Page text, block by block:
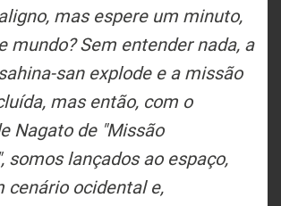
mas espere um minuto,
mundo? Sem entender nada, a
san explode e a missão
mas então, com o
Nagato de "Missão
somos lançados ao espaço,
cenário ocidental e,